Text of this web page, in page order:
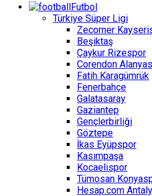
Futbol
Türkiye Süper Ligi
Zecorner
Beşiktaş
Çaykur Rizespor
Corendon
Fatih Karagümrük
Fenerbahçe
Galatasaray
Gaziantep
Gençlerbirliği
Göztepe
İkas Eyüpspor
Kasımpaşa
Kocaelispor
Tümosan
Hesap.com